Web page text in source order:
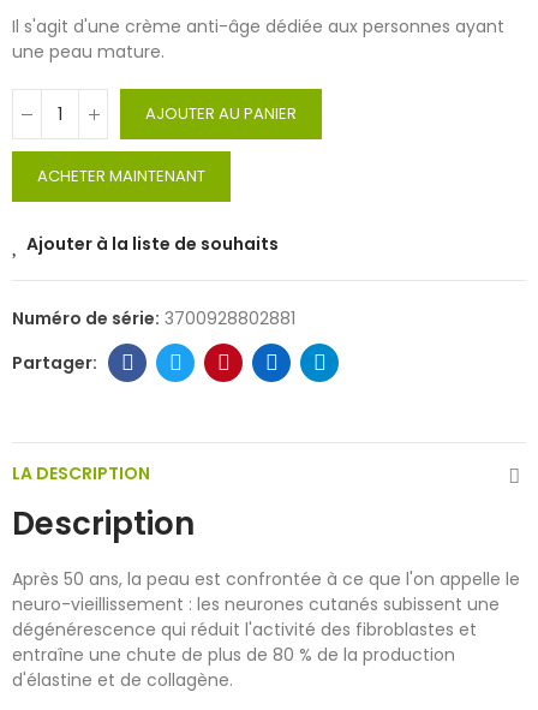
Il s'agit d'une crème anti-âge dédiée aux personnes ayant
une peau mature.
AJOUTER AU PANIER
ACHETER MAINTENANT
Ajouter à la liste de souhaits
Numéro de série: 3700928802881
LA DESCRIPTION
Description
Après 50 ans, la peau est confrontée à ce que l'on appelle le
neuro-vieillissement : les neurones cutanés subissent une
dégénérescence qui réduit l'activité des fibroblastes et
entraîne une chute de plus de 80 % de la production
d'élastine et de collagène.